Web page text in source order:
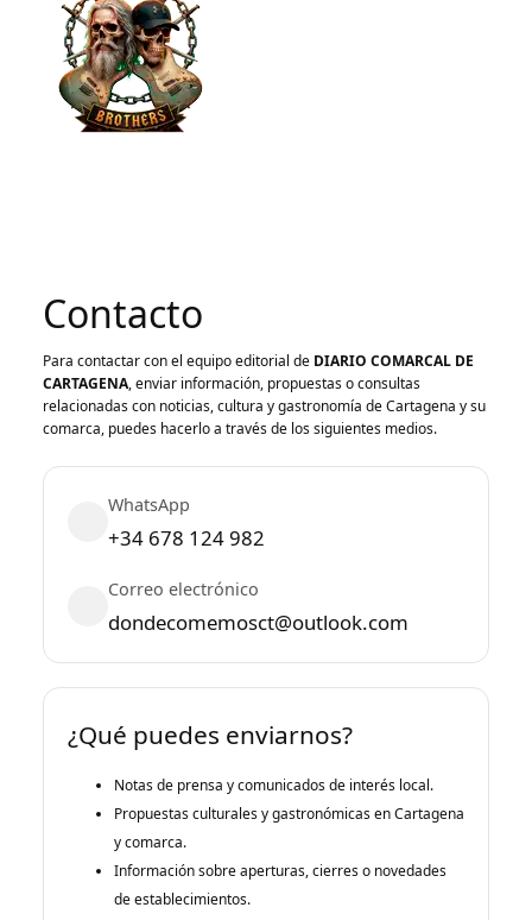
Contacto
Para contactar con el equipo editorial de DIARIO COMARCAL DE
CARTAGENA, enviar información, propuestas o consultas
relacionadas con noticias, cultura y gastronomía de Cartagena y su
comarca, puedes hacerlo a través de los siguientes medios.
WhatsApp
+34 678 124 982
Correo electrónico
dondecomemosct@outlook.com
¿Qué puedes enviarnos?
Notas de prensa y comunicados de interés local.
Propuestas culturales y gastronómicas en Cartagena
y comarca.
Información sobre aperturas, cierres o novedades
de establecimientos.